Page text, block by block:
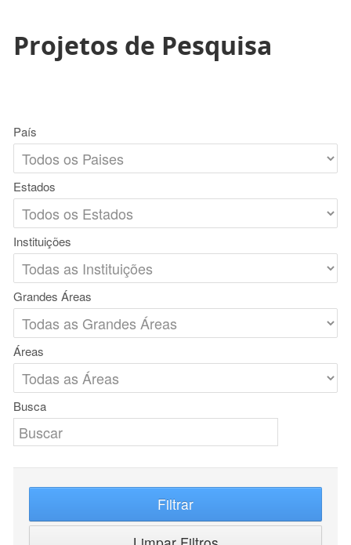
Projetos de Pesquisa
País
Estados
Instituições
Grandes Áreas
Áreas
Busca
Filtrar